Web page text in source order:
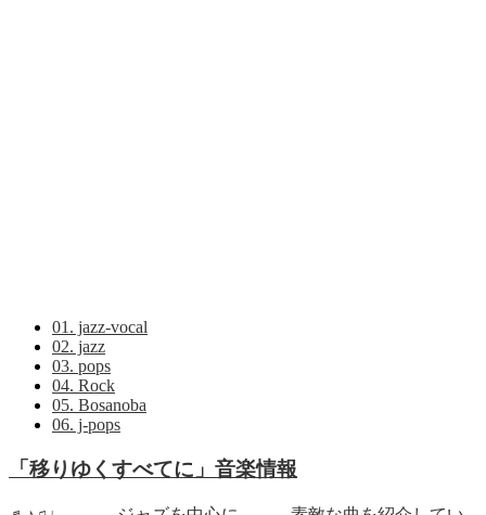
01. jazz-vocal
02. jazz
03. pops
04. Rock
05. Bosanoba
06. j-pops
「移りゆくすべてに」音楽情報